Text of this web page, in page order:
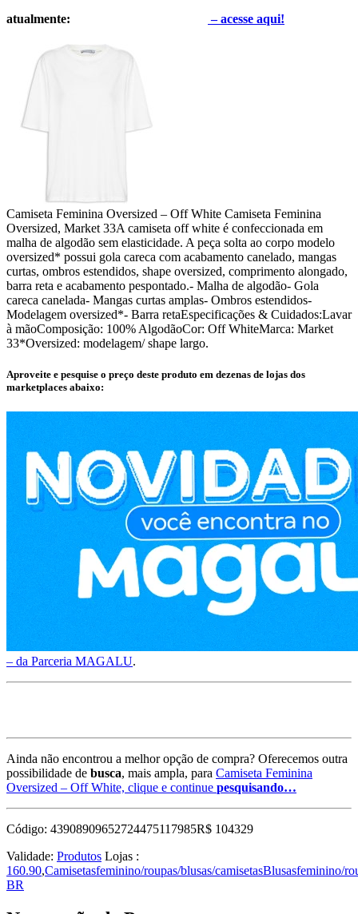
atualmente: –acesse aqui!
Camiseta Feminina Oversized – Off White Camiseta Feminina
Oversized, Market 33A camiseta off white é confeccionada em
malha de algodão sem elasticidade. A peça solta ao corpo modelo
oversized* possui gola careca com acabamento canelado, mangas
curtas, ombros estendidos, shape oversized, comprimento alongado,
barra reta e acabamento pespontado.- Malha de algodão- Gola
careca canelada- Mangas curtas amplas- Ombros estendidos-
Modelagem oversized*- Barra retaEspecificações & Cuidados:Lavar
à mãoComposição: 100% AlgodãoCor: Off WhiteMarca: Market
33*Oversized: modelagem/ shape largo.
Aproveite e pesquise o preço deste produto em dezenas de lojas dos
marketplaces abaixo:
– da Parceria MAGALU.
Ainda não encontrou a melhor opção de compra? Oferecemos outra
possibilidade de busca, mais ampla, para Camiseta Feminina
Oversized – Off White, clique e continue pesquisando…
Código: 43908909652724475117985R$ 104329
Validade: Produtos Lojas :
160.90,Camisetasfeminino/roupas/blusas/camisetasBlusasfeminino/
BR